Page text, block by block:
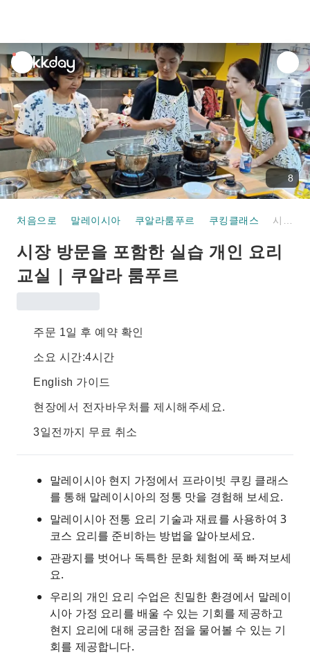
unread
notifications
8
처음으로 말레이시아 쿠알라룸푸르 쿠킹클래스
시장 방문을 포함한 실습 개인 요리
교실 | 쿠알라 룸푸르
주문 1일 후 예약 확인
소요 시간:4시간
English 가이드
현장에서 전자바우처를 제시해주세요.
3일전까지 무료 취소
말레이시아 현지 가정에서 프라이빗 쿠킹 클래스
를 통해 말레이시아의 정통 맛을 경험해 보세요.
말레이시아 전통 요리 기술과 재료를 사용하여 3
코스 요리를 준비하는 방법을 알아보세요.
관광지를 벗어나 독특한 문화 체험에 푹 빠져보세
요.
우리의 개인 요리 수업은 친밀한 환경에서 말레이
시아 가정 요리를 배울 수 있는 기회를 제공하고
현지 요리에 대해 궁금한 점을 물어볼 수 있는 기
회를 제공합니다.